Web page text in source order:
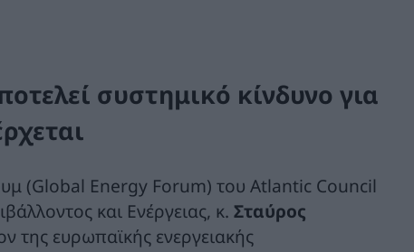
συστημικό κίνδυνο για
(Global Energy Forum) του Atlantic Council
και Ενέργειας, κ. Σταύρος
της ευρωπαϊκής ενεργειακής